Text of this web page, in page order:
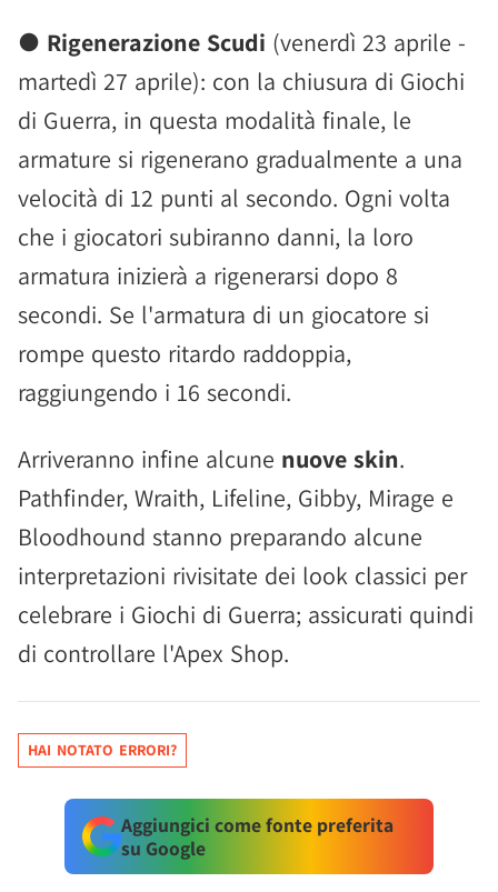
● Rigenerazione Scudi (venerdì 23 aprile -
martedì 27 aprile): con la chiusura di Giochi
di Guerra, in questa modalità finale, le
armature si rigenerano gradualmente a una
velocità di 12 punti al secondo. Ogni volta
che i giocatori subiranno danni, la loro
armatura inizierà a rigenerarsi dopo 8
secondi. Se l'armatura di un giocatore si
rompe questo ritardo raddoppia,
raggiungendo i 16 secondi.
Arriveranno infine alcune nuove skin.
Pathfinder, Wraith, Lifeline, Gibby, Mirage e
Bloodhound stanno preparando alcune
interpretazioni rivisitate dei look classici per
celebrare i Giochi di Guerra; assicurati quindi
di controllare l'Apex Shop.
HAI NOTATO ERRORI?
Aggiungici come fonte preferita
su Google